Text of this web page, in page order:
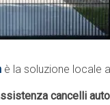
è la soluzione locale
cancelli